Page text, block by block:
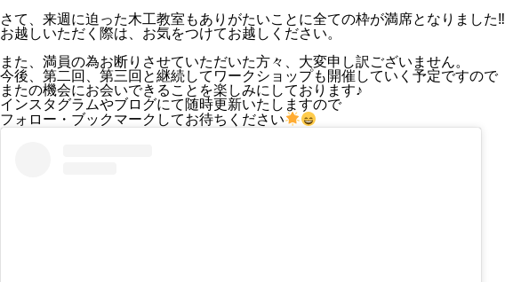
さて、来週に迫った木工教室もありがたいことに全ての枠が満席となりました‼
お越しいただく際は、お気をつけてお越しください。
また、満員の為お断りさせていただいた方々、大変申し訳ございません。
今後、第二回、第三回と継続してワークショップも開催していく予定ですので
またの機会にお会いできることを楽しみにしております♪
インスタグラムやブログにて随時更新いたしますので
フォロー・ブックマークしてお待ちください